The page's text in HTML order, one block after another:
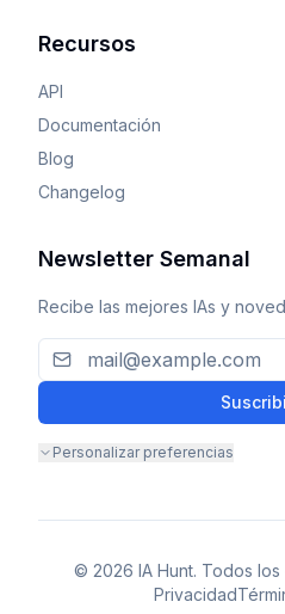
Recursos
API
Documentación
Blog
Changelog
Newsletter Semanal
Recibe las mejores IAs y
Personalizar preferencias
© 2026 IA Hunt. Todos
Privacidad